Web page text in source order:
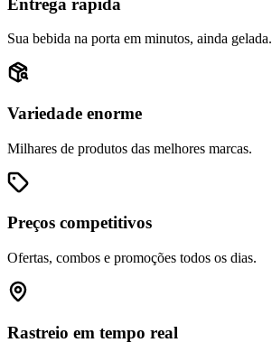
Sua bebida na porta em minutos, ainda gelada.
Variedade enorme
Milhares de produtos das melhores marcas.
Preços competitivos
Ofertas, combos e promoções todos os dias.
Rastreio em tempo real